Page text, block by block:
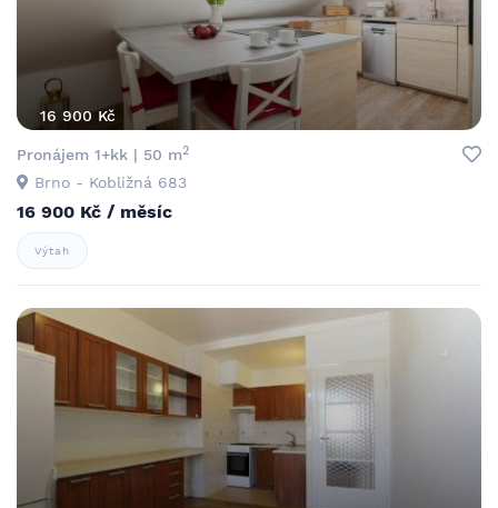
16 900 Kč
Pronájem 1+kk | 50 m2
Brno - Kobližná 683
16 900 Kč / měsíc
Výtah